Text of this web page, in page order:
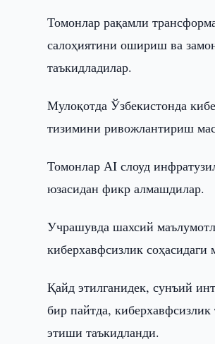
Томонлар рақамли
салоҳиятини ошириш ва
таъкидладилар.
Мулоқотда Ўзбекистонда
тизимини ривожлантириш
Томонлар АI слоуд
юзасидан фикр алмашдилар.
Учрашувда шахсий
киберхавфсизлик
Қайд этилганидек, сунъий
бир пайтда,
этиши таъкидланди.